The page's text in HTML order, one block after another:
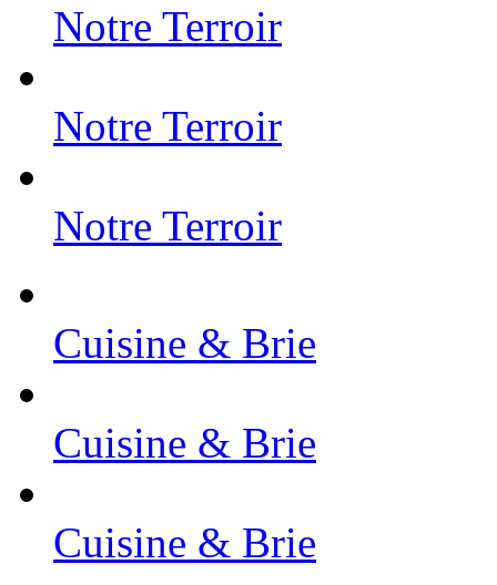
Notre Terroir
Notre Terroir
Notre Terroir
Cuisine & Brie
Cuisine & Brie
Cuisine & Brie